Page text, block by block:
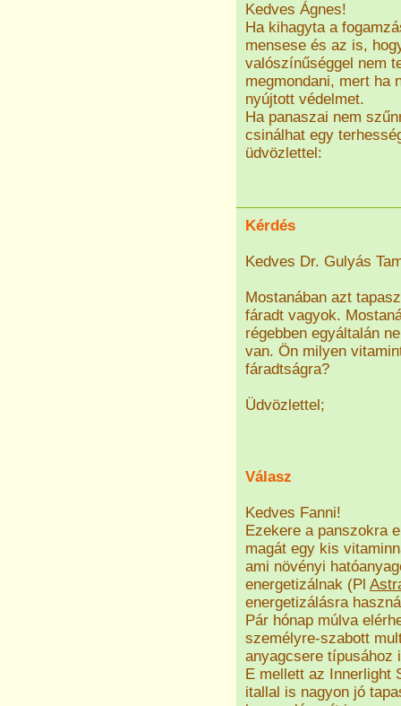
Kedves Ágnes!
Ha kihagyta a
mensese és az is,
valószínűséggel nem
megmondani, mert ha
nyújtott védelmet.
Ha panaszai nem
csinálhat egy
üdvözlettel:
Kérdés
Kedves Dr. Gulyás
Mostanában azt
fáradt vagyok.
régebben egyáltalán
van. Ön milyen
fáradtságra?
Üdvözlettel;
Válasz
Kedves Fanni!
Ezekere a panszokra
magát egy kis
ami növényi
energetizálnak (Pl
energetizálásra
Pár hónap múlva
személyre-szabott
anyagcsere típusához
E mellett az Innerlight
itallal is nagyon jó